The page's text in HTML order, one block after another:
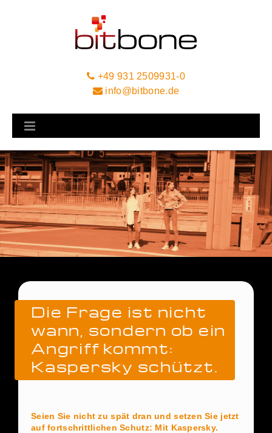
+49 931 2509931-0
info@bitbone.de
Die Frage ist nicht
wann, sondern ob ein
Angriff kommt:
Kaspersky schützt.
Seien Sie nicht zu spät dran und setzen Sie jetzt
auf fortschrittlichen Schutz: Mit Kaspersky.